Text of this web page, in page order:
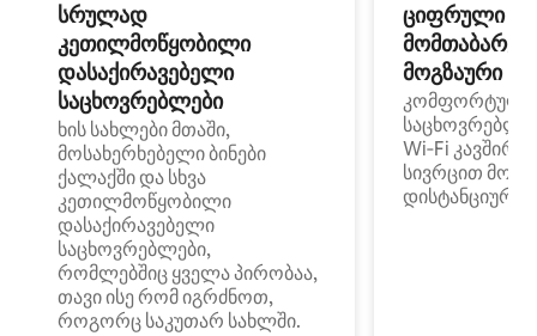
სრულად
კეთილმოწყობილი
დასაქირავებელი
საცხოვრებლები
ხის სახლები მთაში,
მოსახერხებელი ბინები
ქალაქში და სხვა
კეთილმოწყობილი
დასაქირავებელი
საცხოვრებლები,
რომლებშიც ყველა პირობაა,
თავი ისე რომ იგრძნოთ,
როგორც საკუთარ სახლში.
ციფრული
მოგზაური
კომფორტული
Wi‑Fi
სივრცით
დისტანციური